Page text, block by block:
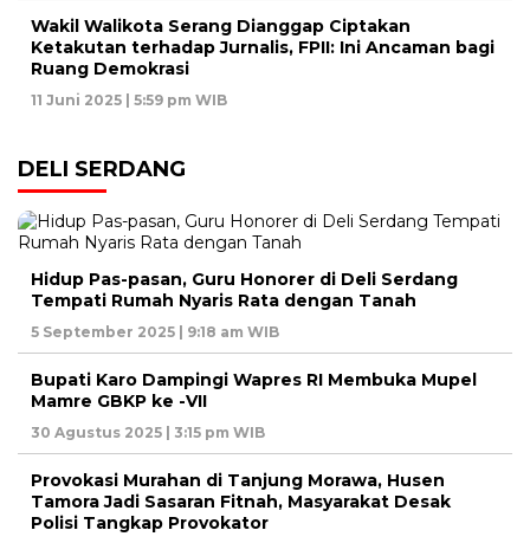
Wakil Walikota Serang Dianggap Ciptakan
Ketakutan terhadap Jurnalis, FPII: Ini Ancaman bagi
Ruang Demokrasi
11 Juni 2025 | 5:59 pm WIB
DELI SERDANG
Hidup Pas-pasan, Guru Honorer di Deli Serdang
Tempati Rumah Nyaris Rata dengan Tanah
5 September 2025 | 9:18 am WIB
Bupati Karo Dampingi Wapres RI Membuka Mupel
Mamre GBKP ke -VII
30 Agustus 2025 | 3:15 pm WIB
Provokasi Murahan di Tanjung Morawa, Husen
Tamora Jadi Sasaran Fitnah, Masyarakat Desak
Polisi Tangkap Provokator